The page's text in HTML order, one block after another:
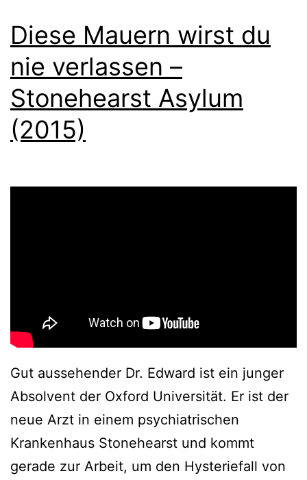
Diese Mauern wirst du
nie verlassen –
Stonehearst Asylum
(2015)
Gut aussehender Dr. Edward ist ein junger
Absolvent der Oxford Universität. Er ist der
neue Arzt in einem psychiatrischen
Krankenhaus Stonehearst und kommt
gerade zur Arbeit, um den Hysteriefall von